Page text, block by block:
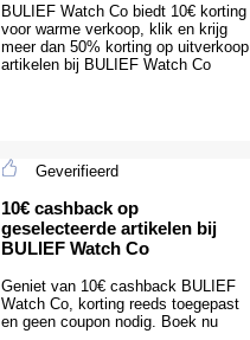
BULIEF Watch Co biedt 10€ korting
voor warme verkoop, klik en krijg
meer dan 50% korting op uitverkoop
artikelen bij BULIEF Watch Co
Geverifieerd
10€ cashback op
geselecteerde artikelen bij
BULIEF Watch Co
Geniet van 10€ cashback BULIEF
Watch Co, korting reeds toegepast
en geen coupon nodig. Boek nu